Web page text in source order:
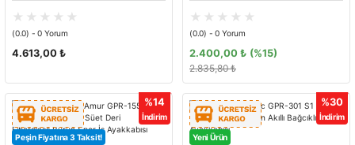
(0.0) - 0 Yorum
4.613,00 ₺
(0.0) - 0 Yorum
2.400,00 ₺
2.835,80 ₺
(%15)
%14
İndirim
Peşin Fiyatına 3 Taksit!
%30
İndirim
Yeni Ürün